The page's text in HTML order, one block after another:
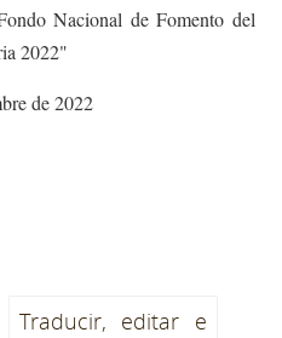
Nacional de Fomento del
2022"
de 2022
Traducir, editar e